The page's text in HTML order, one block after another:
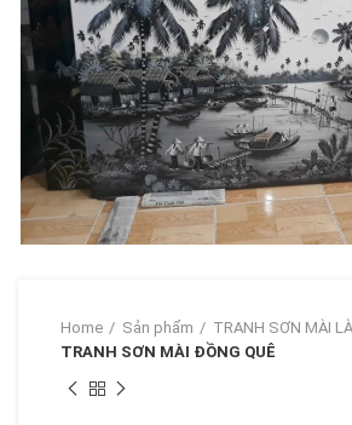
Home Sản phẩm
TRANH SƠN MÀI
TRANH SƠN MÀI ĐỒNG QUÊ